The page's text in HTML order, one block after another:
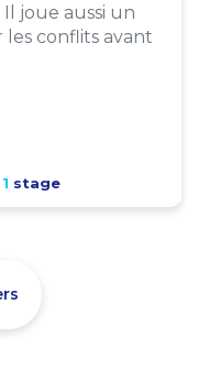
joue aussi un
conflits avant
1 stage